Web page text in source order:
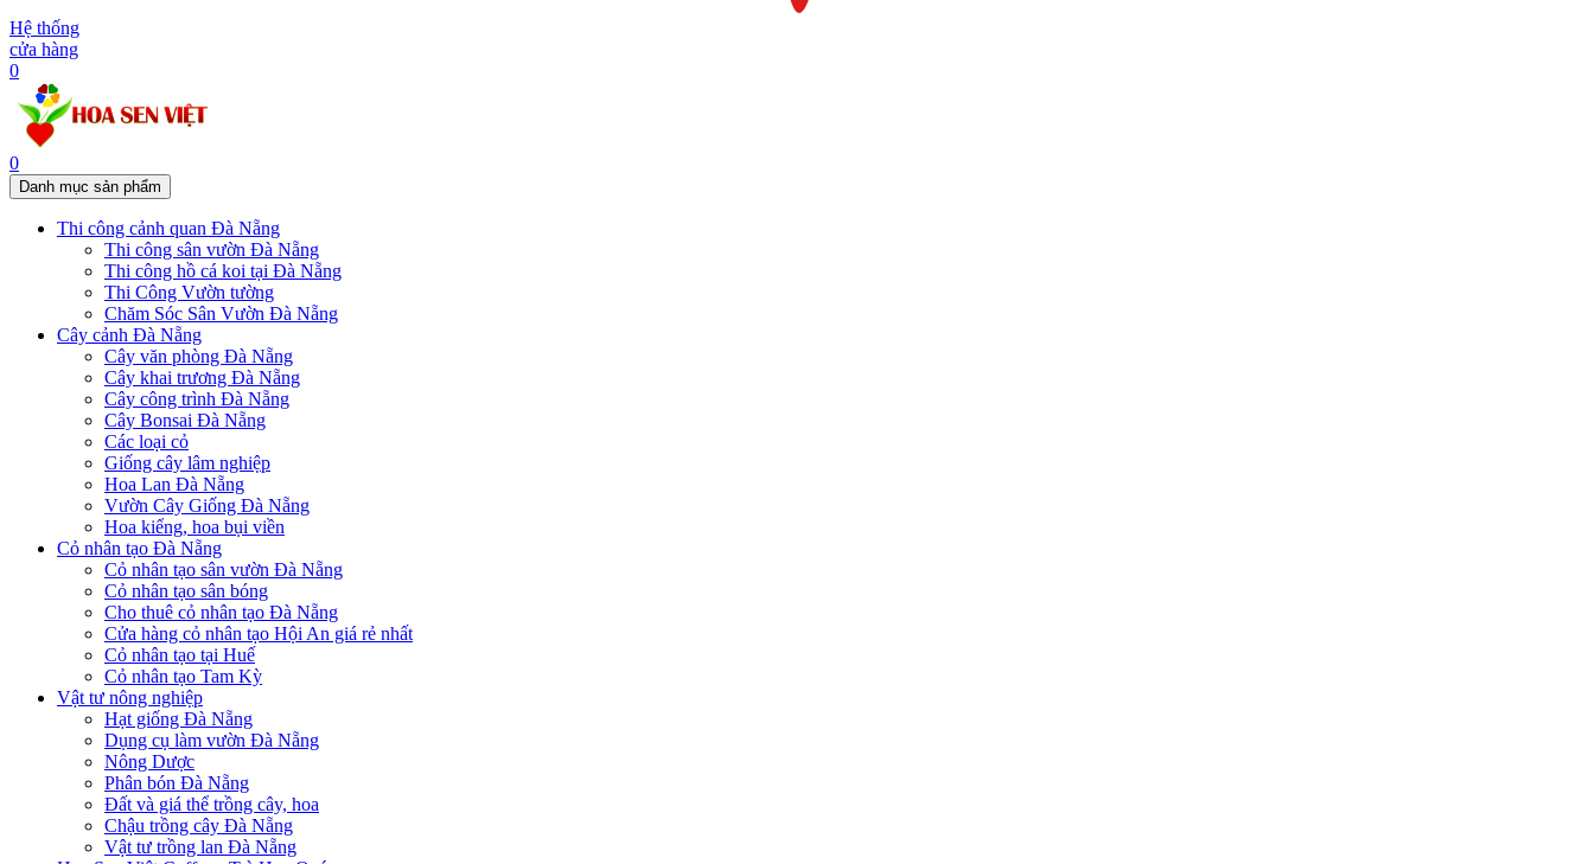
Hệ thống
cửa hàng
0
0
Danh mục sản phẩm
Thi công cảnh quan Đà Nẵng
Thi công sân vườn Đà Nẵng
Thi công hồ cá koi tại Đà Nẵng
Thi Công Vườn tường
Chăm Sóc Sân Vườn Đà Nẵng
Cây cảnh Đà Nẵng
Cây văn phòng Đà Nẵng
Cây khai trương Đà Nẵng
Cây công trình Đà Nẵng
Cây Bonsai Đà Nẵng
Các loại cỏ
Giống cây lâm nghiệp
Hoa Lan Đà Nẵng
Vườn Cây Giống Đà Nẵng
Hoa kiểng, hoa bụi viền
Cỏ nhân tạo Đà Nẵng
Cỏ nhân tạo sân vườn Đà Nẵng
Cỏ nhân tạo sân bóng
Cho thuê cỏ nhân tạo Đà Nẵng
Cửa hàng cỏ nhân tạo Hội An giá rẻ nhất
Cỏ nhân tạo tại Huế
Cỏ nhân tạo Tam Kỳ
Vật tư nông nghiệp
Hạt giống Đà Nẵng
Dụng cụ làm vườn Đà Nẵng
Nông Dược
Phân bón Đà Nẵng
Đất và giá thể trồng cây, hoa
Chậu trồng cây Đà Nẵng
Vật tư trồng lan Đà Nẵng